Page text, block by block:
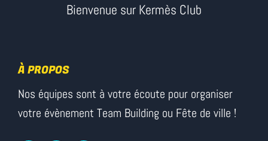
Bienvenue sur Kermès Club
À PROPOS
Nos équipes sont à votre écoute pour organiser
votre évènement Team Building ou Fête de ville !